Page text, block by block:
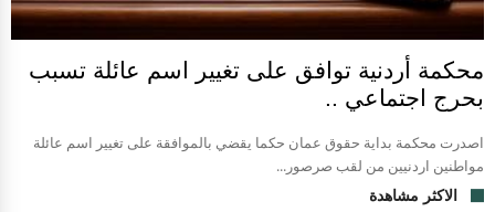
محكمة أردنية توافق على تغيير اسم عائلة تسبب
بحرج اجتماعي ..
اصدرت محكمة بداية حقوق عمان حكما يقضي بالموافقة على تغيير اسم عائلة
مواطنين اردنيين من لقب صرصور...
الاكثر مشاهدة